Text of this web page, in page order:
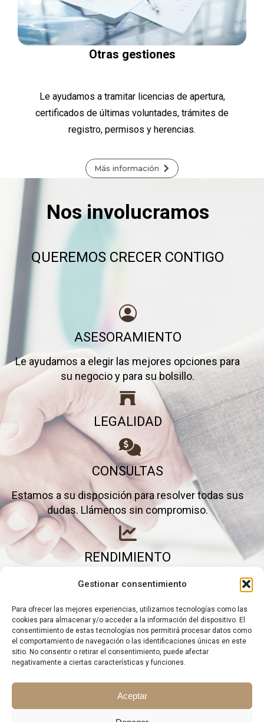
Gestionar consentimiento
Para ofrecer las mejores experiencias, utilizamos tecnologías como las
cookies para almacenar y/o acceder a la información del dispositivo. El
consentimiento de estas tecnologías nos permitirá procesar datos como
el comportamiento de navegación o las identificaciones únicas en este
sitio. No consentir o retirar el consentimiento, puede afectar
negativamente a ciertas características y funciones.
Aceptar
Otras gestiones
Le ayudamos a tramitar licencias de apertura,
certificados de últimas voluntades, trámites de
registro, permisos y herencias.
Más información
Nos involucramos
QUEREMOS CRECER CONTIGO
ASESORAMIENTO
Le ayudamos a elegir las mejores opciones para
su negocio y para su bolsillo.
LEGALIDAD
CONSULTAS
Estamos a su disposición para resolver todas sus
dudas. Llámenos sin compromiso.
RENDIMIENTO
Elimine gastos inútiles y saque el máximo partido a